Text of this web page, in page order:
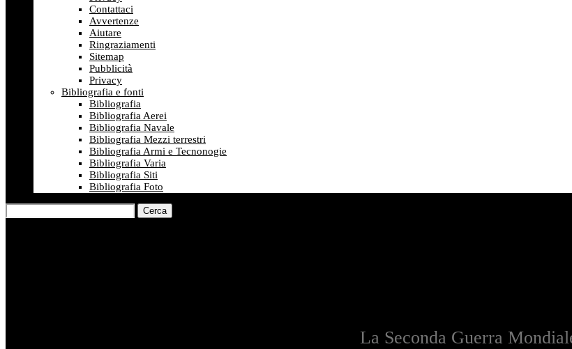
Contattaci
Avvertenze
Aiutare
Ringraziamenti
Sitemap
Pubblicità
Privacy
Bibliografia e fonti
Bibliografia
Bibliografia Aerei
Bibliografia Navale
Bibliografia Mezzi terrestri
Bibliografia Armi e Tecnonogie
Bibliografia Varia
Bibliografia Siti
Bibliografia Foto
Cerca
La Seconda Guerra